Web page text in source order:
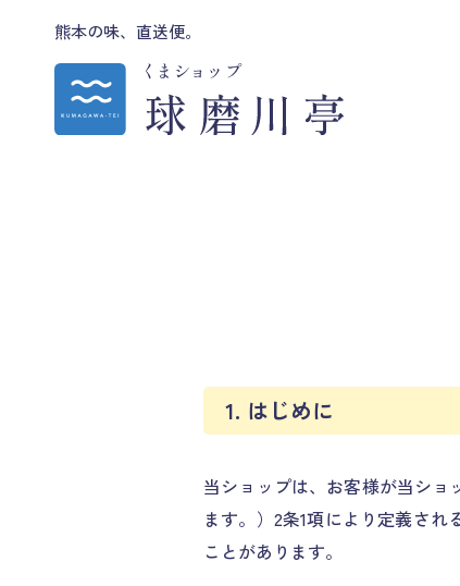
熊本の味、直送便。
1. はじめに
当ショップは、お客様が当シ
ます。）2条1項により定義さ
ことがあります。